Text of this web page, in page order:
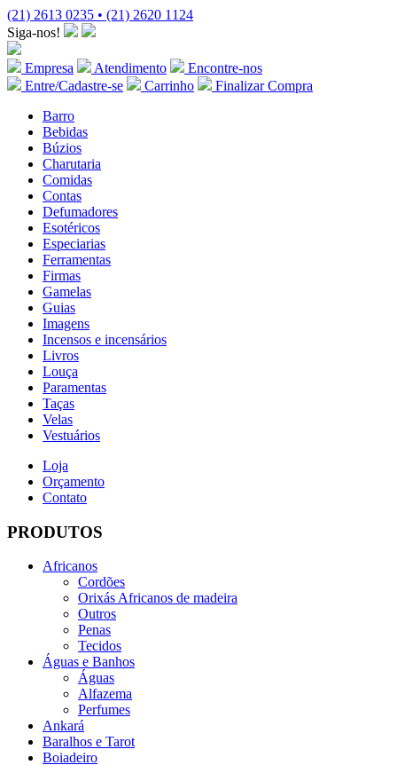
(21) 2613 0235 • (21) 2620 1124
Siga-nos!
Empresa Atendimento
Encontre-nos
Entre/Cadastre-se
Carrinho
Finalizar Compra
Barro
Bebidas
Búzios
Charutaria
Comidas
Contas
Defumadores
Esotéricos
Especiarias
Ferramentas
Firmas
Gamelas
Guias
Imagens
Incensos e incensários
Livros
Louça
Paramentas
Taças
Velas
Vestuários
Loja
Orçamento
Contato
PRODUTOS
Africanos
Cordões
Orixás Africanos de madeira
Outros
Penas
Tecidos
Águas e Banhos
Águas
Alfazema
Perfumes
Ankará
Baralhos e Tarot
Boiadeiro